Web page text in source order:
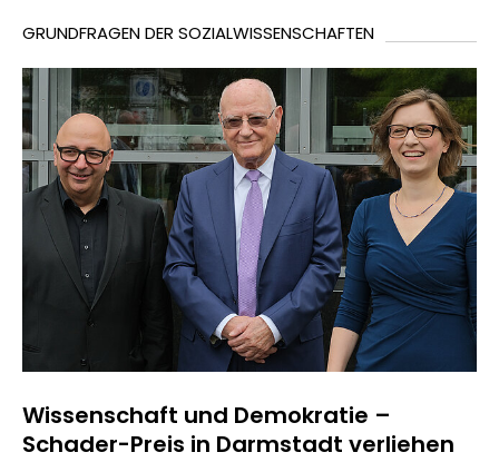
GRUNDFRAGEN DER SOZIALWISSENSCHAFTEN
Wissenschaft und Demokratie –
Schader-Preis in Darmstadt verliehen